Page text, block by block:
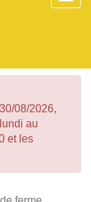
08/2026,
au
et les